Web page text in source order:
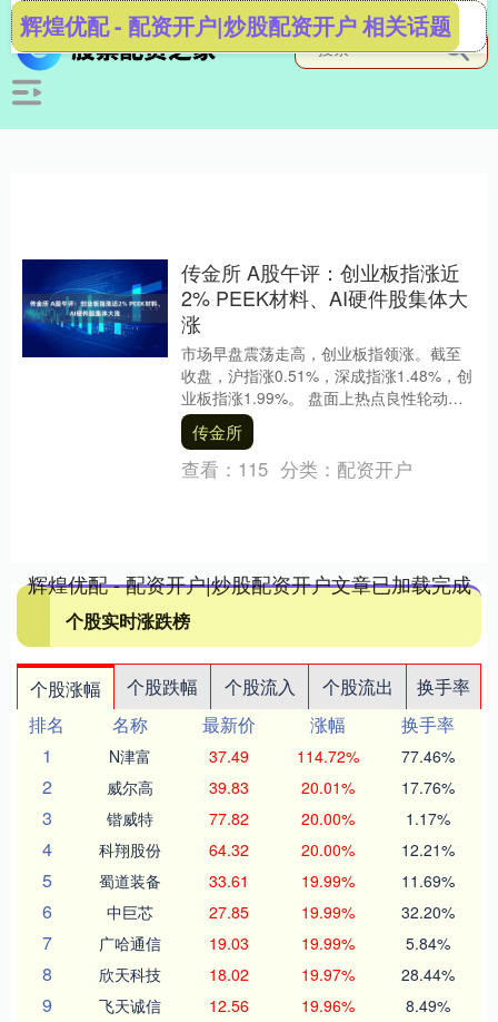
辉煌优配 - 配资开户|炒股配资开户 相关话题
传金所 A股午评：创业板指涨近
2% PEEK材料、AI硬件股集体大
涨
市场早盘震荡走高，创业板指领涨。截至
收盘，沪指涨0.51%，深成指涨1.48%，创
业板指涨1.99%。 盘面上热点良性轮动，
个股涨多跌少，全市场超4200只个股....
传金所
查看： 115 分类： 配资开户
辉煌优配 - 配资开户|炒股配资开户文章已加载完成
个股实时涨跌榜
个股涨幅 个股跌幅 个股流入 个股流出
换手率
排名
名称 最新价 涨幅
换手率
1
N津富 37.49 114.72% 77.46%
2 威尔高 39.83 20.01% 17.76%
3 锴威特 77.82 20.00% 1.17%
4 科翔股份 64.32 20.00% 12.21%
5 蜀道装备 33.61 19.99% 11.69%
6 中巨芯 27.85 19.99% 32.20%
7 广哈通信 19.03 19.99% 5.84%
8 欣天科技 18.02 19.97% 28.44%
9 飞天诚信 12.56 19.96% 8.49%